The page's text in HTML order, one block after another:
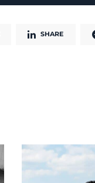
SHARE